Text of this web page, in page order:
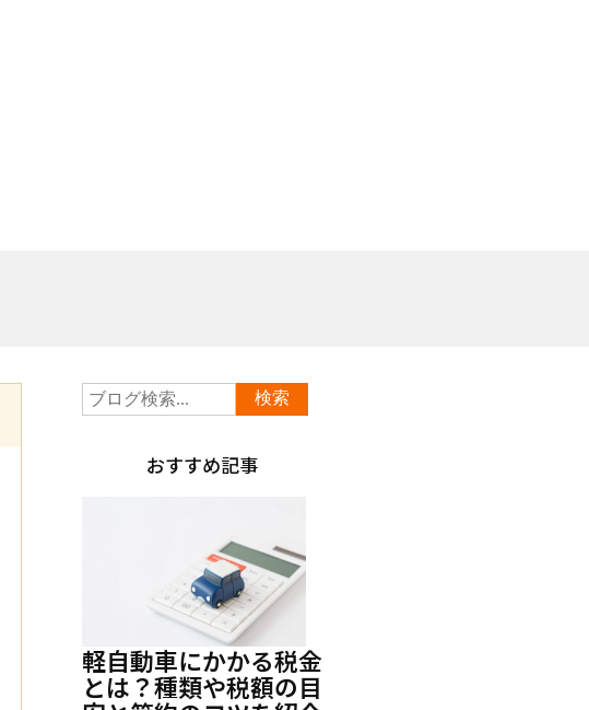
おすすめ記事
軽自動車にかかる税金
とは？種類や税額の目